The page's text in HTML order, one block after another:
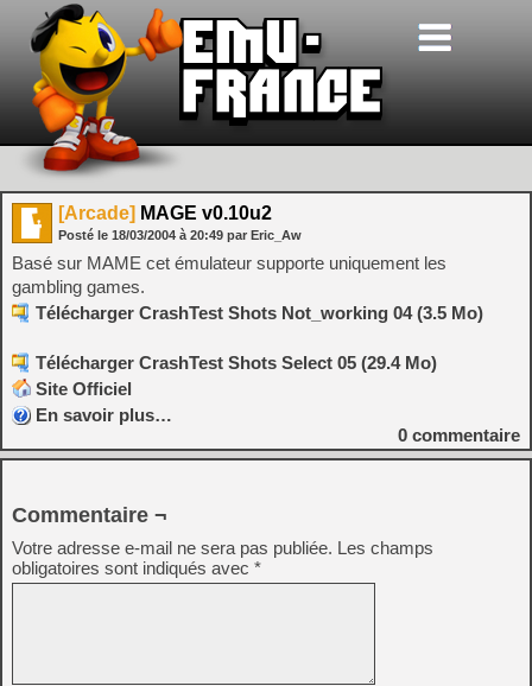
[Arcade] MAGE v0.10u2
Posté le 18/03/2004 à 20:49 par Eric_Aw
Basé sur MAME cet émulateur supporte uniquement les
gambling games.
Télécharger CrashTest Shots Not_working 04 (3.5 Mo)
Télécharger CrashTest Shots Select 05 (29.4 Mo)
Site Officiel
En savoir plus…
0 commentaire
Commentaire ¬
Votre adresse e-mail ne sera pas publiée. Les champs
obligatoires sont indiqués avec *